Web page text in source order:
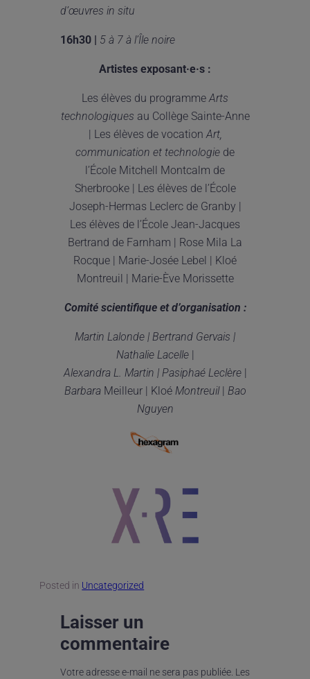
d’œuvres in situ
16h30 | 5 à 7 à l’Île noire
Artistes exposant·e·s :
Les élèves du programmeArts
technologiques au Collège Sainte-Anne
| Les élèves de vocationArt,
communication et technologie de
l’École Mitchell Montcalm de
Sherbrooke | Les élèves de l’École
Joseph-Hermas Leclerc de Granby |
Les élèves de l’École Jean-Jacques
Bertrand de Farnham | Rose Mila La
Rocque | Marie-Josée Lebel | Kloé
Montreuil | Marie-Ève Morissette
Comitéscientifique et d’organisation :
Martin Lalonde | Bertrand Gervais |
Nathalie Lacelle |
Alexandra L. Martin | PasiphaéLeclère |
Barbara Meilleur | KloéMontreuil | Bao
Nguyen
Posted in Uncategorized
Laisser un
commentaire
Votre adresse e-mail ne sera pas publiée. Les